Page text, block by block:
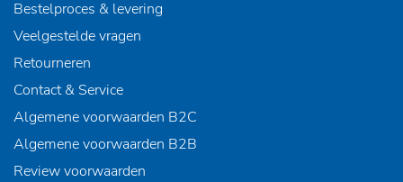
Bestelproces & levering
Veelgestelde vragen
Retourneren
Contact & Service
Algemene voorwaarden B2C
Algemene voorwaarden B2B
Review voorwaarden